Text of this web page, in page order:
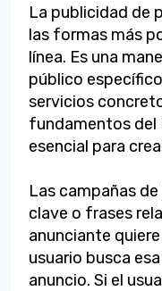
La publicidad de
las formas más
línea. Es una
público
servicios
fundamentos del
esencial para
Las campañas
clave o frases
anunciante
usuario busca
anuncio. Si el